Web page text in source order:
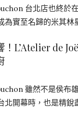
台北店也終於
為實至名歸的米其林
L’Atelier de
雖然不是侯布
北開幕時，也是精銳